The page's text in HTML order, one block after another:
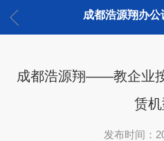
成都浩源翔办公
成都浩源翔——教企业
赁机
发布时间：